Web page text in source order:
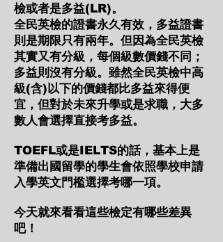
檢或者是多益(LR)。
全民英檢的證書永久有效，多益證書
則是期限只有兩年。但因為全民英檢
其實又有分級，每個級數價錢不同；
多益則沒有分級。雖然全民英檢中高
級(含)以下的價錢都比多益來得便
宜，但對於未來升學或是求職，大多
數人會選擇直接考多益。
TOEFL或是IELTS的話，基本上是
準備出國留學的學生會依照學校申請
入學英文門檻選擇考哪一項。
​今天就來看看這些檢定有哪些差異
吧！